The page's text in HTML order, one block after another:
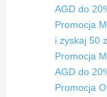
AGD do
Promocja
i zyskaj 50
Promocja
AGD do
Promocja